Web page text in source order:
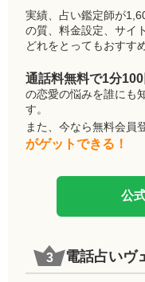
実績、占い鑑定師が
の質、料金設定、サイ
どれをとってもおすす
通話料無料で1分
の恋愛の悩みを誰にも
す。
また、今なら無料会員
がゲットできる！
公
電話占いヴ